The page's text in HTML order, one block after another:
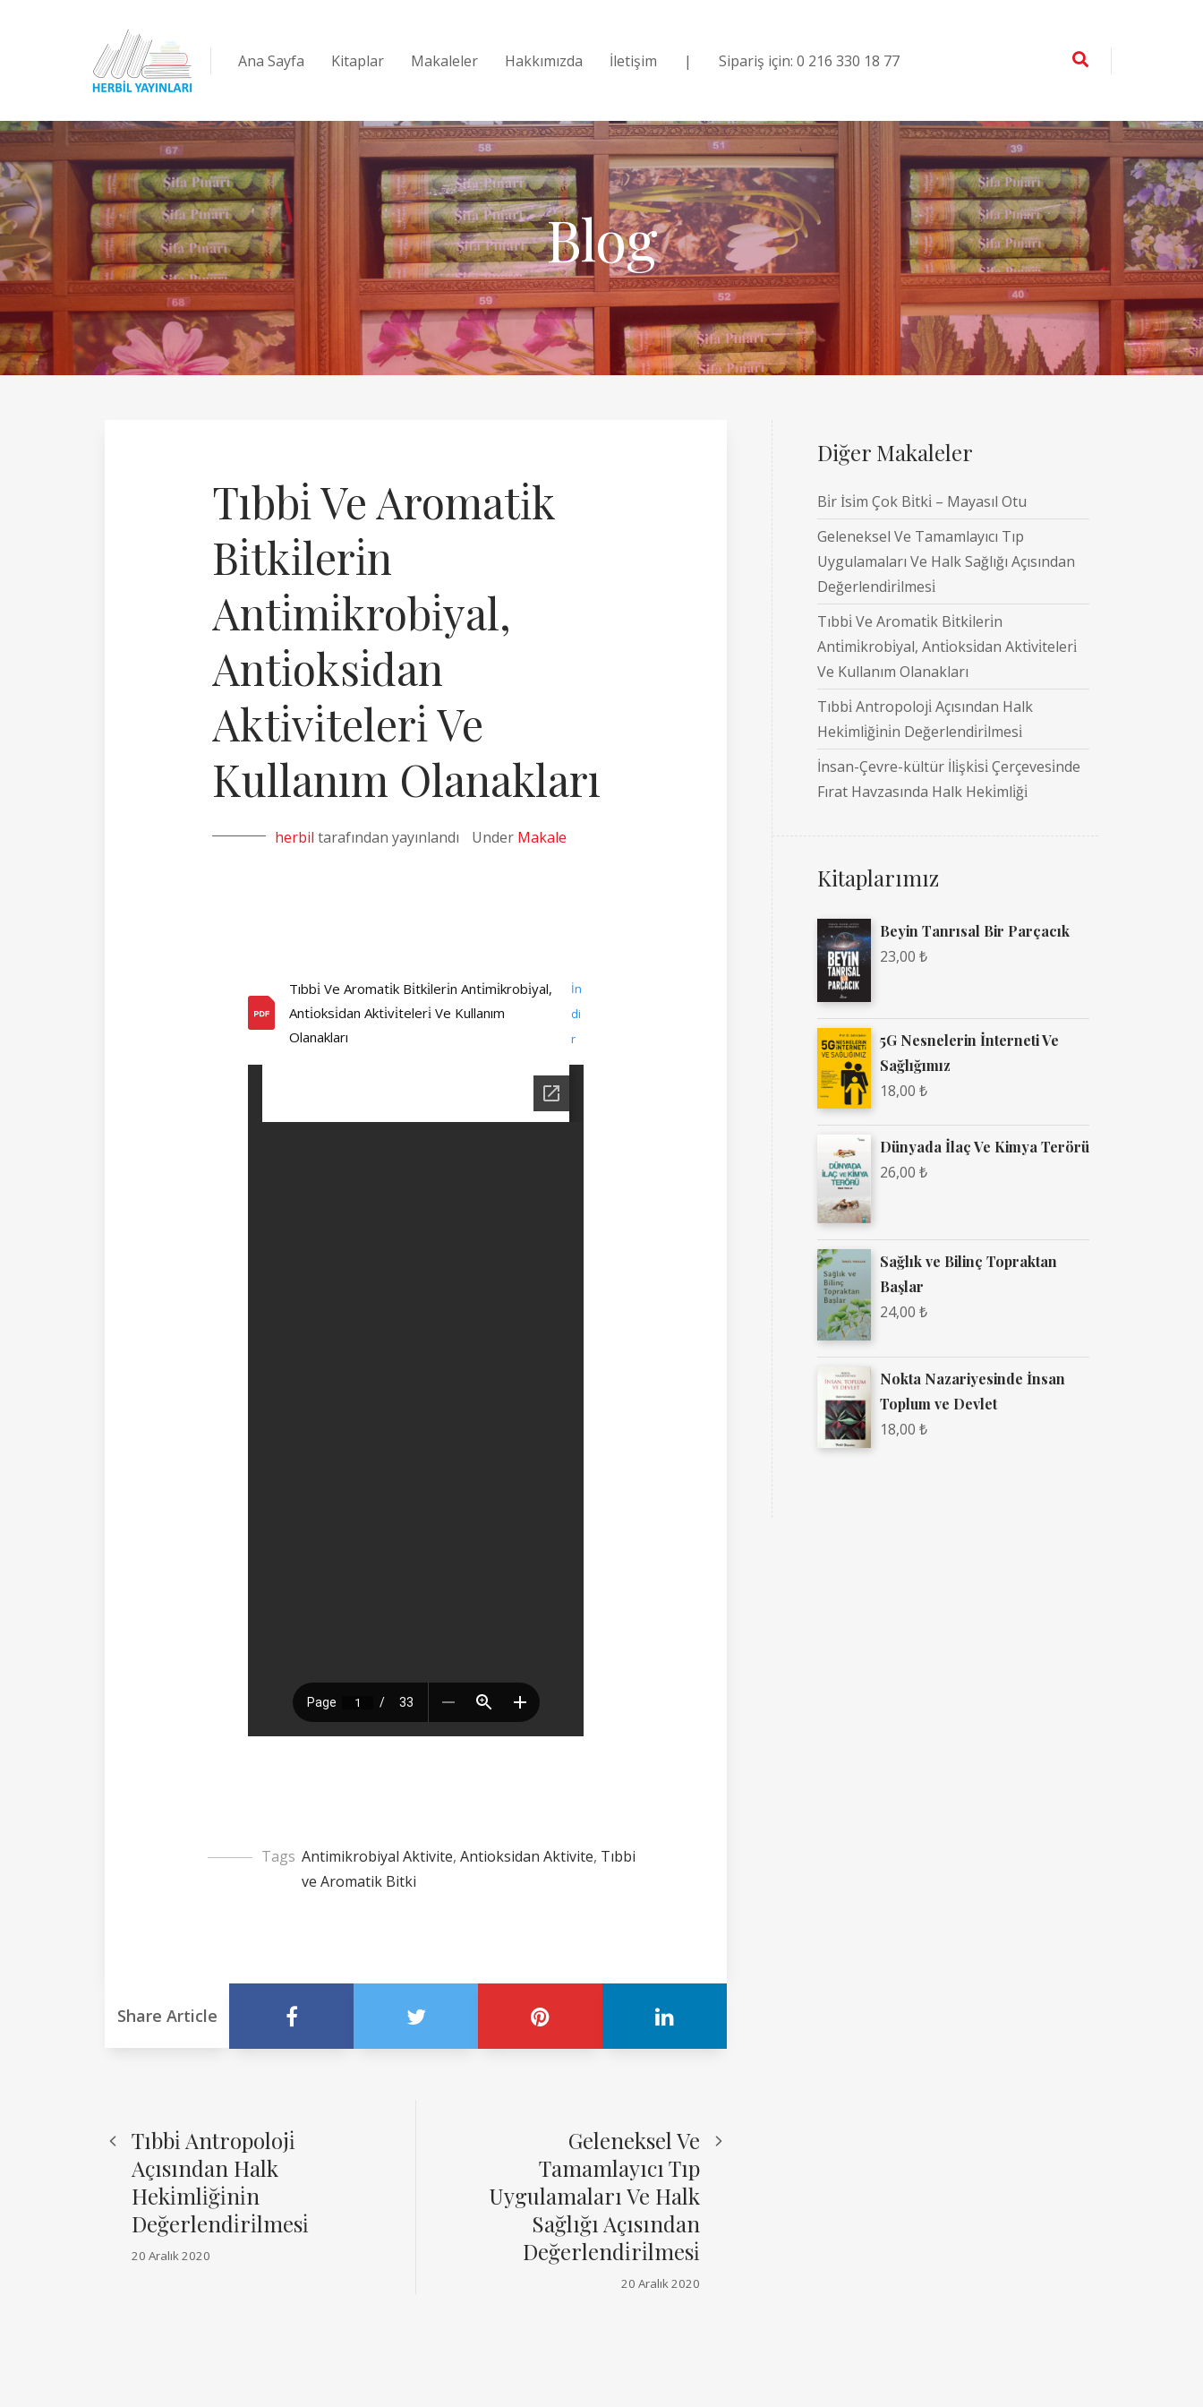
Ana Sayfa Kitaplar Makaleler Hakkımızda İletişim | Sipariş için: 0 216 330 18 77
Blog
Tıbbi̇ Ve Aromati̇k
Bi̇tki̇leri̇n
Anti̇mi̇krobi̇yal,
Anti̇oksi̇dan
Akti̇vi̇teleri̇ Ve
Kullanım Olanakları
herbil tarafından yayınlandı Under Makale
Tıbbi̇ Ve Aromati̇k Bi̇tki̇leri̇n Anti̇mi̇krobi̇yal,
Anti̇oksi̇dan Akti̇vi̇teleri̇ Ve Kullanım
Olanakları
İn
di
r
Tags Antimikrobiyal Aktivite, Antioksidan Aktivite, Tıbbi
ve Aromatik Bitki
Share Article
Tıbbi̇ Antropoloji̇
Açısından Halk
Heki̇mli̇ği̇ni̇n
Değerlendi̇ri̇lmesi̇
20 Aralık 2020
Geleneksel Ve
Tamamlayıcı Tıp
Uygulamaları Ve Halk
Sağlığı Açısından
Değerlendi̇ri̇lmesi̇
20 Aralık 2020
Diğer Makaleler
Bi̇r İsi̇m Çok Bi̇tki̇ – Mayasıl Otu
Geleneksel Ve Tamamlayıcı Tıp
Uygulamaları Ve Halk Sağlığı Açısından
Değerlendi̇ri̇lmesi̇
Tıbbi̇ Ve Aromati̇k Bi̇tki̇leri̇n
Anti̇mi̇krobi̇yal, Anti̇oksi̇dan Akti̇vi̇teleri̇
Ve Kullanım Olanakları
Tıbbi̇ Antropoloji̇ Açısından Halk
Heki̇mli̇ği̇ni̇n Değerlendi̇ri̇lmesi̇
İnsan-Çevre-kültür İli̇şki̇si̇ Çerçevesi̇nde
Fırat Havzasında Halk Heki̇mli̇ği̇
Kitaplarımız
Beyin Tanrısal Bir Parçacık
23,00 ₺
5G Nesnelerin İnterneti Ve
Sağlığımız
18,00 ₺
Dünyada İlaç Ve Kimya Terörü
26,00 ₺
Sağlık ve Bilinç Topraktan
Başlar
24,00 ₺
Nokta Nazariyesinde İnsan
Toplum ve Devlet
18,00 ₺